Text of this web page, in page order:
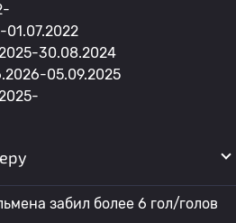
30.08.2024
05.09.2025
забил более 6 гол/голов